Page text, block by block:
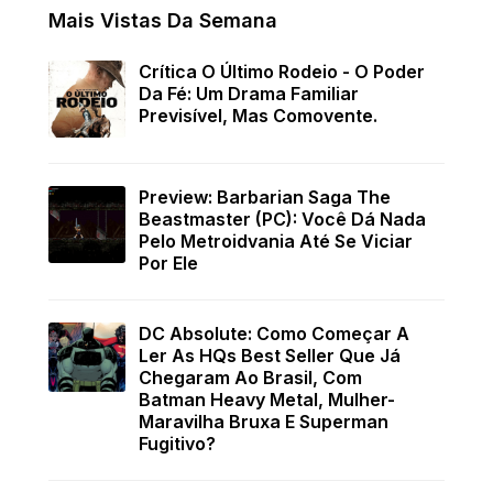
Mais Vistas Da Semana
Crítica O Último Rodeio - O Poder
Da Fé: Um Drama Familiar
Previsível, Mas Comovente.
Preview: Barbarian Saga The
Beastmaster (PC): Você Dá Nada
Pelo Metroidvania Até Se Viciar
Por Ele
DC Absolute: Como Começar A
Ler As HQs Best Seller Que Já
Chegaram Ao Brasil, Com
Batman Heavy Metal, Mulher-
Maravilha Bruxa E Superman
Fugitivo?